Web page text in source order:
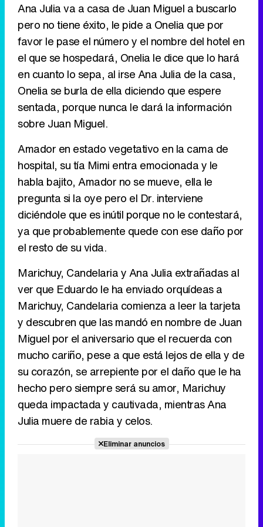
Ana Julia va a casa de Juan Miguel a buscarlo
pero no tiene éxito, le pide a Onelia que por
favor le pase el número y el nombre del hotel en
el que se hospedará, Onelia le dice que lo hará
en cuanto lo sepa, al irse Ana Julia de la casa,
Onelia se burla de ella diciendo que espere
sentada, porque nunca le dará la información
sobre Juan Miguel.
Amador en estado vegetativo en la cama de
hospital, su tía Mimi entra emocionada y le
habla bajito, Amador no se mueve, ella le
pregunta si la oye pero el Dr. interviene
diciéndole que es inútil porque no le contestará,
ya que probablemente quede con ese daño por
el resto de su vida.
Marichuy, Candelaria y Ana Julia extrañadas al
ver que Eduardo le ha enviado orquídeas a
Marichuy, Candelaria comienza a leer la tarjeta
y descubren que las mandó en nombre de Juan
Miguel por el aniversario que el recuerda con
mucho cariño, pese a que está lejos de ella y de
su corazón, se arrepiente por el daño que le ha
hecho pero siempre será su amor, Marichuy
queda impactada y cautivada, mientras Ana
Julia muere de rabia y celos.
Eliminar anuncios